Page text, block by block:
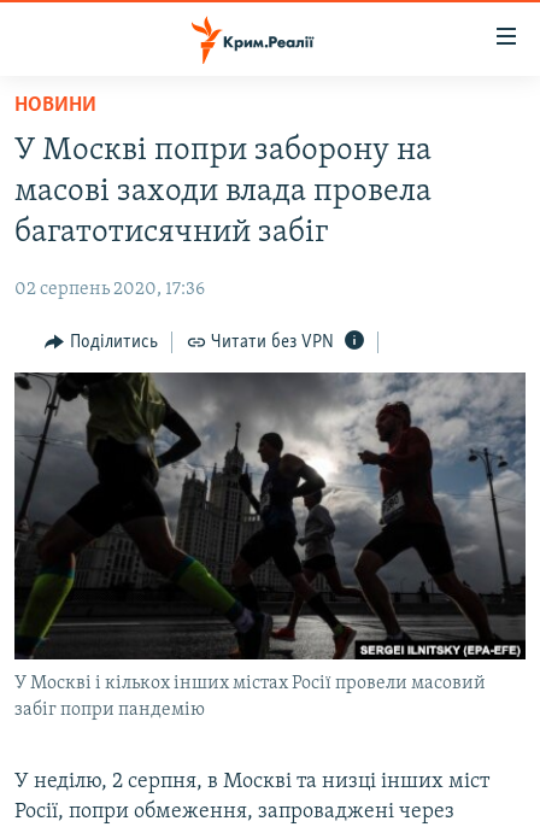
Перейти
основного
матеріалу
Перейти
до
основної
навігації
Перейти
до
пошуку
ВІДЕО ТА ФОТО
БЛОГИ
ПОГЛЯД
ІНТЕРВ'Ю
ВСЕ ЗА ДЕНЬ
СПЕЦПРОЕКТИ
ДЕПОРТАЦІЯ
ВІДЕОУРОКИ «ELIFBE»
СВІДЧЕННЯ ОКУПАЦІЇ
УКРАЇНСЬКА ПРОБЛЕМА КРИМУ
ІНФОГРАФІКА
ЯК ОБІЙТИ БЛОКУВАННЯ
Русский
Qırımtatar
ДОЛУЧАЙСЯ!
Усі сайти RFE/RL
НОВИНИ
У Москві попри заборону на
масові заходи влада провела
багатотисячний забіг
02 серпень 2020, 17:36
Поділитись Читати без VPN
У Москві і кількох інших містах Росії провели масовий
забіг попри пандемію
У неділю, 2 серпня, в Москві та низці інших міст
Росії, попри обмеження, запроваджені через